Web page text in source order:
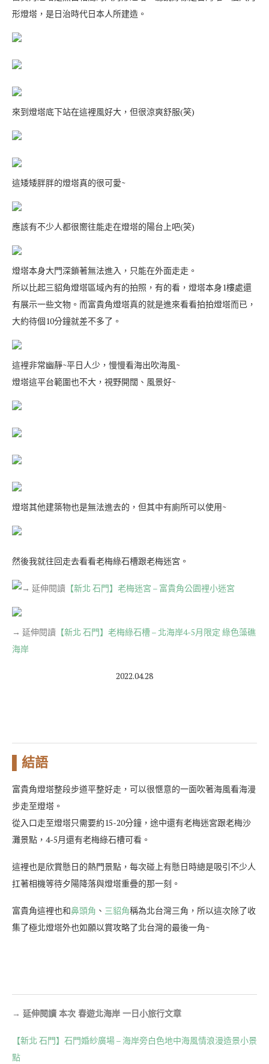
形燈塔，是日治時代日本人所建造。
來到燈塔底下站在這裡風好大，但很涼爽舒服(笑)
這矮矮胖胖的燈塔真的很可愛~
應該有不少人都很嚮往能走在燈塔的陽台上吧(笑)
燈塔本身大門深鎖著無法進入，只能在外面走走。
所以比起三貂角燈塔區域內有的拍照，有的看，燈塔本身1樓處還
有展示一些文物。而富貴角燈塔真的就是進來看看拍拍燈塔而已，
大約待個10分鐘就差不多了。
這裡非常幽靜~平日人少，慢慢看海出吹海風~
燈塔這平台範圍也不大，視野開闊、風景好~
燈塔其他建築物也是無法進去的，但其中有廁所可以使用~
然後我就往回走去看看老梅綠石槽跟老梅迷宮。
→ 延伸閱讀 【新北 石門】老梅迷宮 – 富貴角公園裡小迷宮
→ 延伸閱讀 【新北 石門】老梅綠石槽 – 北海岸4-5月限定 綠色藻礁
海岸
2022.04.28
▌結語
富貴角燈塔整段步道平整好走，可以很愜意的一面吹著海風看海漫
步走至燈塔。
從入口走至燈塔只需要約15-20分鐘，途中還有老梅迷宮跟老梅沙
灘景點，4-5月還有老梅綠石槽可看。
這裡也是欣賞懸日的熱門景點，每次碰上有懸日時總是吸引不少人
扛著相機等待夕陽降落與燈塔重疊的那一刻。
富貴角這裡也和鼻頭角 、 三貂角稱為北台灣三角，所以這次除了收
集了極北燈塔外也如願以賞攻略了北台灣的最後一角~
→ 延伸閱讀 本次 春遊北海岸 一日小旅行文章
【新北 石門】石門婚紗廣場 – 海岸旁白色地中海風情浪漫造景小景
點